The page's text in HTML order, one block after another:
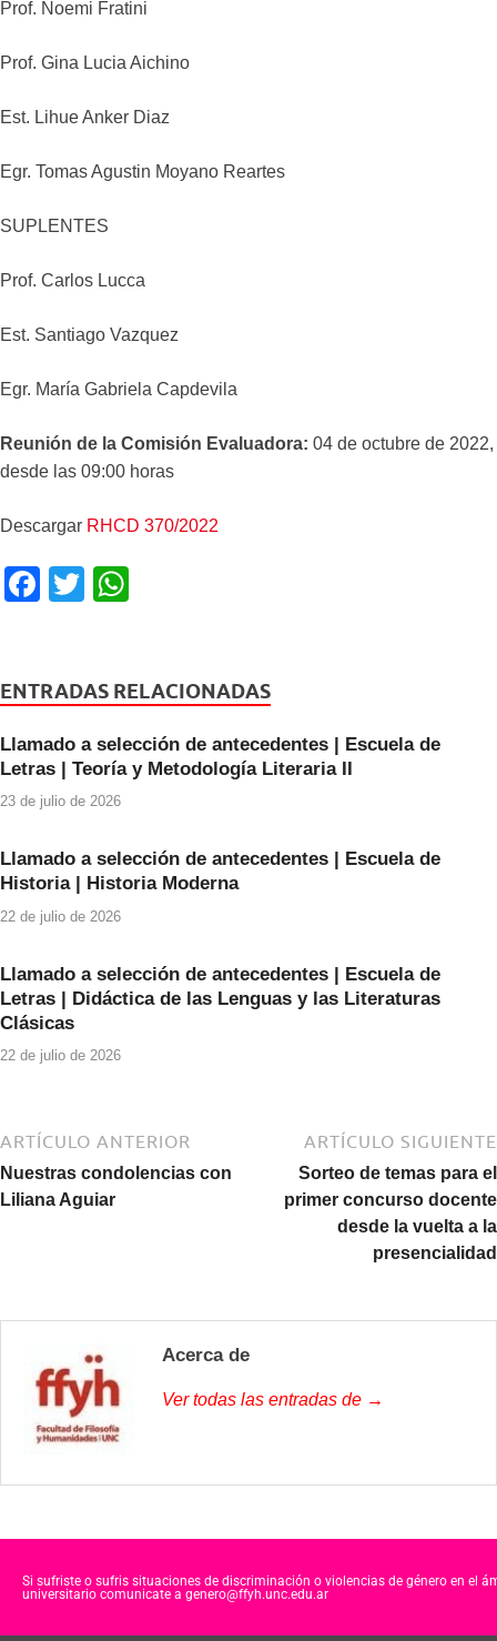
Prof. Noemi Fratini
Prof. Gina Lucia Aichino
Est. Lihue Anker Diaz
Egr. Tomas Agustin Moyano Reartes
SUPLENTES
Prof. Carlos Lucca
Est. Santiago Vazquez
Egr. María Gabriela Capdevila
Reunión de la Comisión Evaluadora: 04 de octubre de 2022,
desde las 09:00 horas
Descargar RHCD 370/2022
F
e
o
o
T
er s
p
ENTRADAS RELACIONADAS
Llamado a selección de antecedentes | Escuela de
Letras | Teoría y Metodología Literaria II
23 de julio de 2026
Llamado a selección de antecedentes | Escuela de
Historia | Historia Moderna
22 de julio de 2026
Llamado a selección de antecedentes | Escuela de
Letras | Didáctica de las Lenguas y las Literaturas
Clásicas
22 de julio de 2026
ARTÍCULO ANTERIOR
Nuestras condolencias con
Liliana Aguiar
ARTÍCULO SIGUIENTE
Sorteo de temas para el
primer concurso docente
desde la vuelta a la
presencialidad
Acerca de
Ver todas las entradas de →
Si sufriste o sufris situaciones de discriminación o violencias de género en el
universitario comunicate a genero@ffyh.unc.edu.ar